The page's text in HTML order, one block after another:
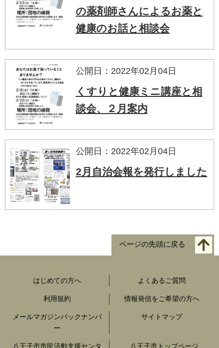
の薬剤師さんによるお薬と
健康のお話と相談会
公開日：2022年02月04日
くすりと健康ミニ講座と相
談会、２月案内
公開日：2022年02月04日
2月自治会報を発行しました
ページの先頭に戻る
はじめての方へ よくあるご質問
利用規約 情報発信をご希望の方へ
メールマガジンバックナンバ
ー
サイトマップ
八王子市市民活動支援センタ 八王子市トップページ